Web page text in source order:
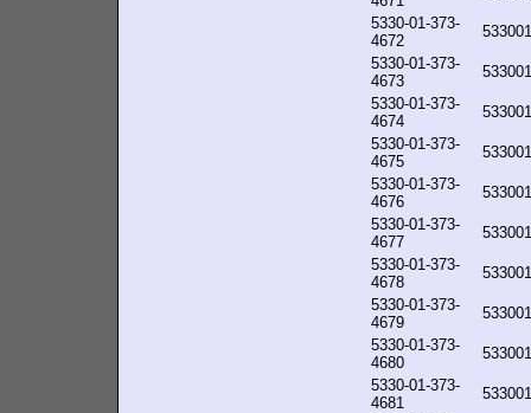
5330-01-373-
4672
5330-01-373-
4673
5330-01-373-
4674
5330-01-373-
4675
5330-01-373-
4676
5330-01-373-
4677
5330-01-373-
4678
5330-01-373-
4679
5330-01-373-
4680
5330-01-373-
4681